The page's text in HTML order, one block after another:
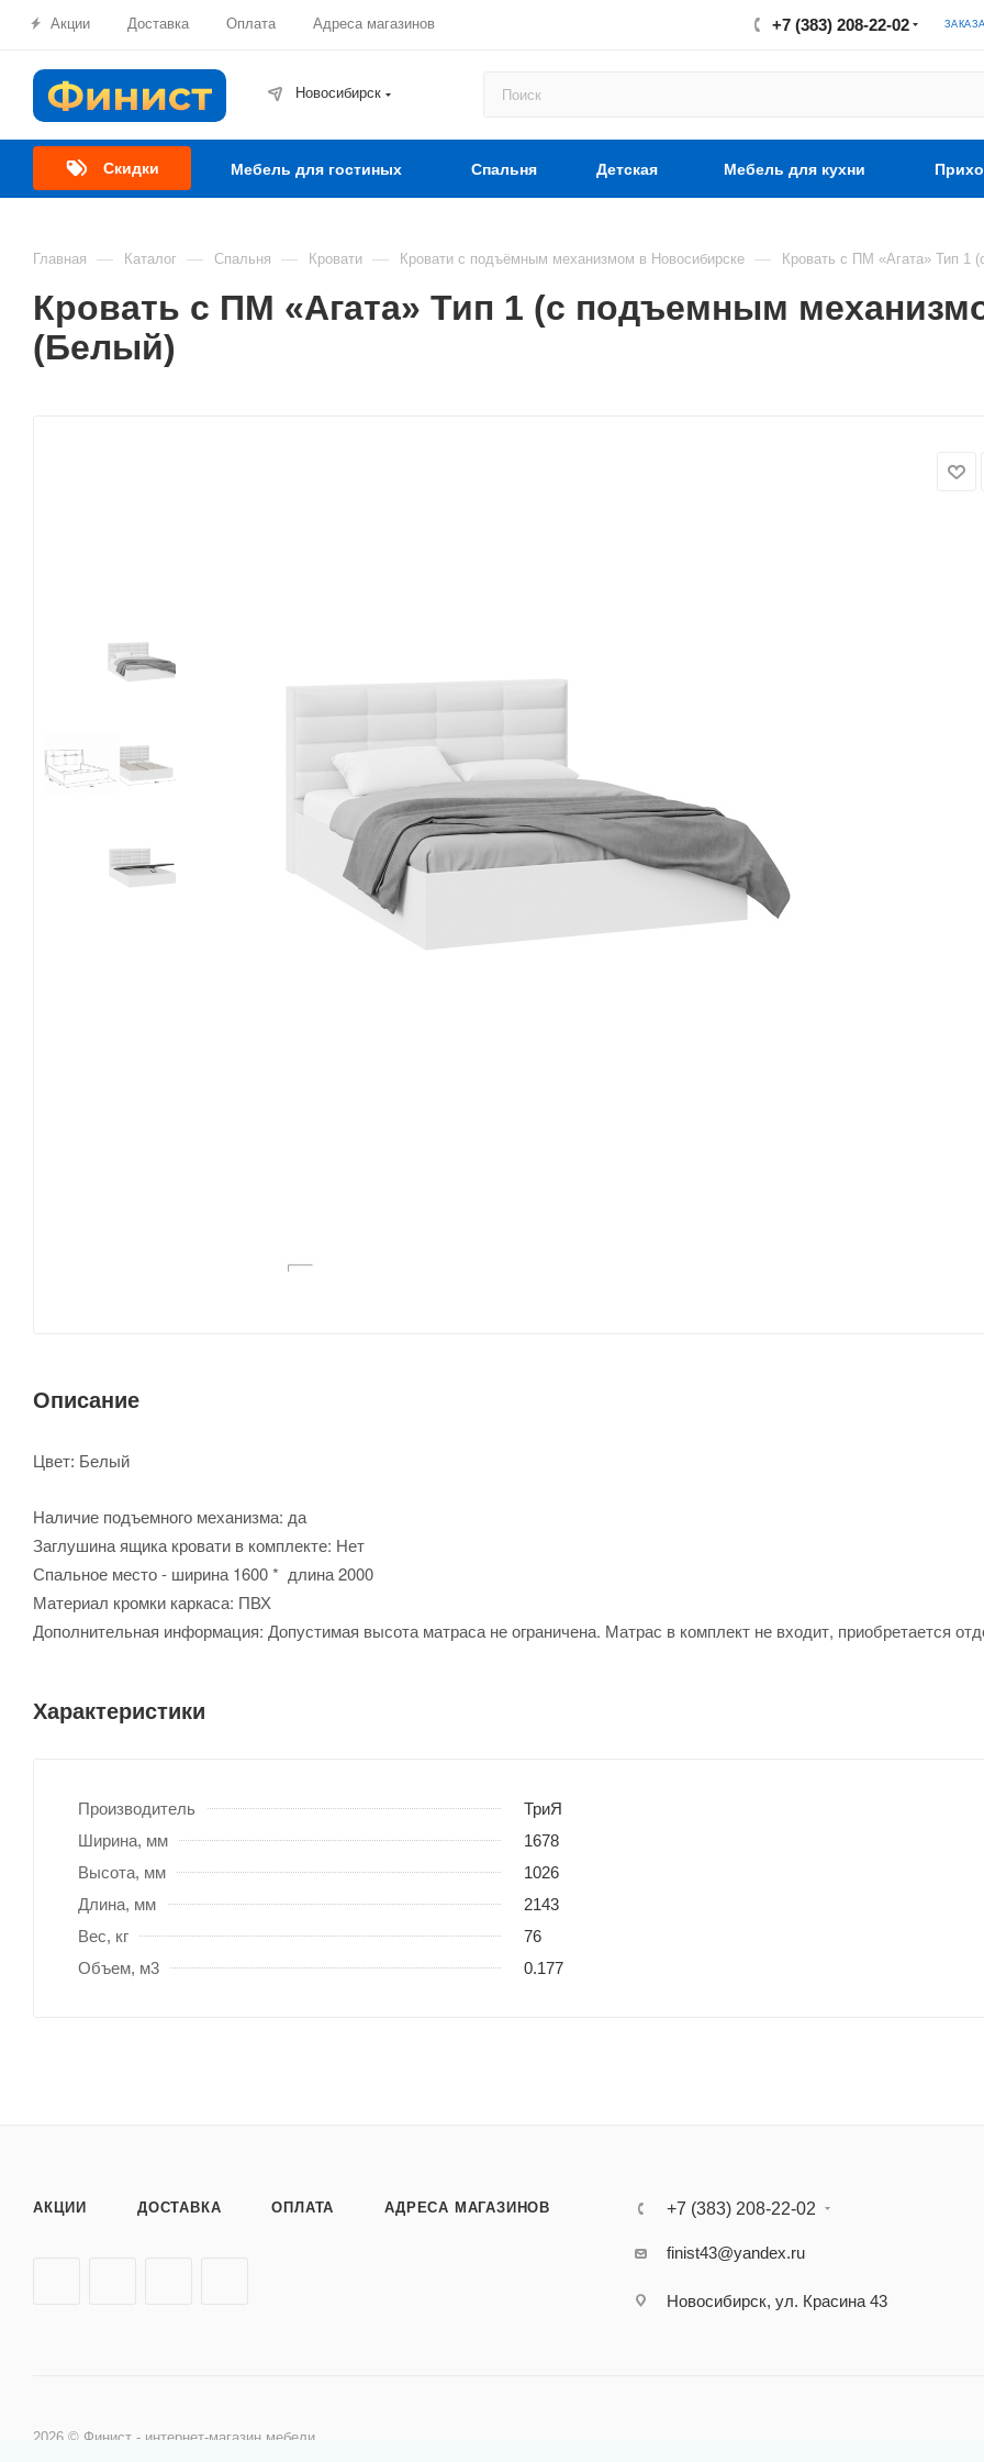
Акции Доставка Оплата Адреса магазинов +7 (383) 208-22-02
Новосибирск
Скидки Мебель для гостиных Спальня Детская Мебель для кухни
Главная — Каталог — Спальня — Кровати — Кровати с подъёмным механизмом в Новосибирске — Кровать с ПМ «Агата» Тип 1
Кровать с ПМ «Агата» Тип 1 (с подъемным
(Белый)
Описание
Цвет: Белый
Наличие подъемного механизма: да
Заглушина ящика кровати в комплекте: Нет
Спальное место - ширина 1600 * длина 2000
Материал кромки каркаса: ПВХ
Дополнительная информация: Допустимая высота матраса не ограничена. Матрас в комплект не входит, приобретается
Характеристики
Производитель
ТриЯ
Ширина, мм
1678
Высота, мм
1026
Длина, мм
2143
Вес, кг
76
Объем, м3
0.177
АКЦИИ ДОСТАВКА ОПЛАТА АДРЕСА МАГАЗИНОВ +7 (383) 208-22-02
finist43@yandex.ru
Новосибирск, ул. Красина 43
2026 © Финист - интернет-магазин мебели